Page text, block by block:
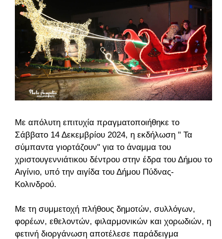
Με απόλυτη επιτυχία πραγματοποιήθηκε το
Σάββατο 14 Δεκεμβρίου 2024, η εκδήλωση " Τα
σύμπαντα γιορτάζουν" για το άναμμα του
χριστουγεννιάτικου δέντρου στην έδρα του Δήμου το
Αιγίνιο, υπό την αιγίδα του Δήμου Πύδνας-
Κολινδρού.
Με τη συμμετοχή πλήθους δημοτών, συλλόγων,
φορέων, εθελοντών, φιλαρμονικών και χορωδιών, η
φετινή διοργάνωση αποτέλεσε παράδειγμα